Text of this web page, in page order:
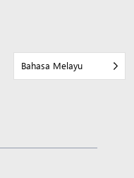
Bahasa Melayu